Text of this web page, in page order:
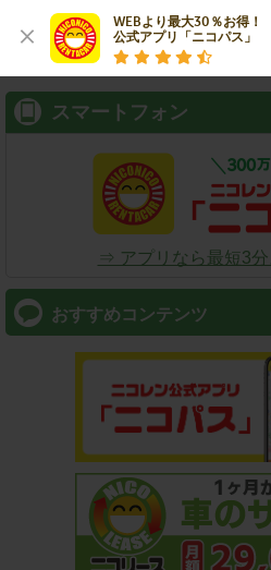
WEBより最大30％お得！
公式アプリ「ニコパス」
検索
スマートフォン
⇒ アプリなら最短3分
おすすめコンテンツ